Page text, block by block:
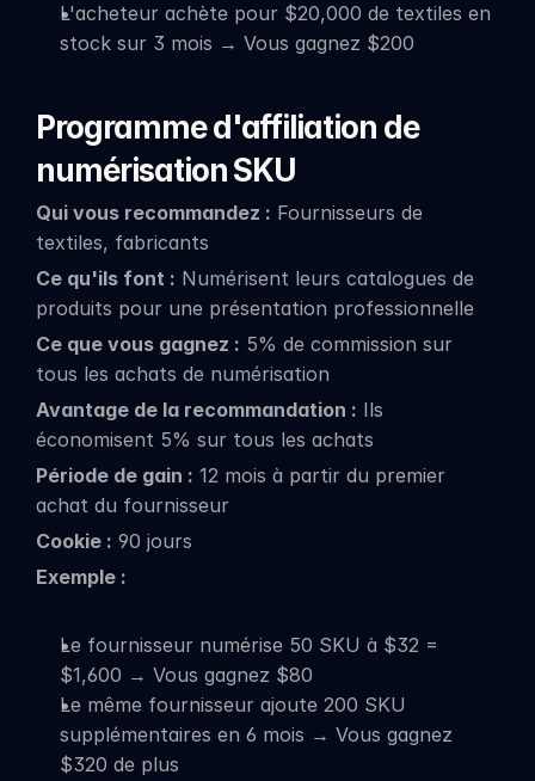
L'acheteur achète pour $20,000 de textiles en
stock sur 3 mois → Vous gagnez $200
Programme d'affiliation de
numérisation SKU
Qui vous recommandez : Fournisseurs de
textiles, fabricants
Ce qu'ils font : Numérisent leurs catalogues de
produits pour une présentation professionnelle
Ce que vous gagnez : 5% de commission sur
tous les achats de numérisation
Avantage de la recommandation : Ils
économisent 5% sur tous les achats
Période de gain : 12 mois à partir du premier
achat du fournisseur
Cookie : 90 jours
Exemple :
Le fournisseur numérise 50 SKU à $32 =
$1,600 → Vous gagnez $80
Le même fournisseur ajoute 200 SKU
supplémentaires en 6 mois → Vous gagnez
$320 de plus